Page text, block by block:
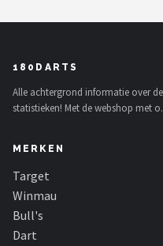
Dart
ABC Darts
Mission
Harrows
KOTO
180DARTS
Alle achtergrond informatie over
statistieken! Met de webshop met
MERKEN
Target
Winmau
Bull's
Dart